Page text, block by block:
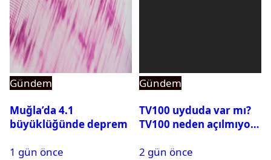
Gündem
Muğla’da 4.1
büyüklüğünde deprem
1 gün önce
Gündem
TV100 uyduda var mı?
TV100 neden açılmıyor?
2 gün önce